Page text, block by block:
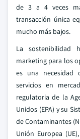
de 3 a 4 veces
transacción única
mucho más bajos.
La sostenibilidad
marketing para los
es una necesidad
servicios en
regulatoria de la
Unidos (EPA) y su
de Contaminantes
Unión Europea